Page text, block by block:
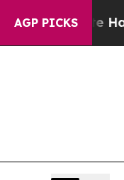
AGP PICKS
to Abate Harms